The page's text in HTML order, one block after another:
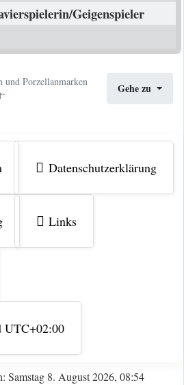
Geigenspieler
und Porzellanmarken
Gehe zu
Datenschutzerklärung
Links
UTC+02:00
Samstag 8. August 2026, 08:54